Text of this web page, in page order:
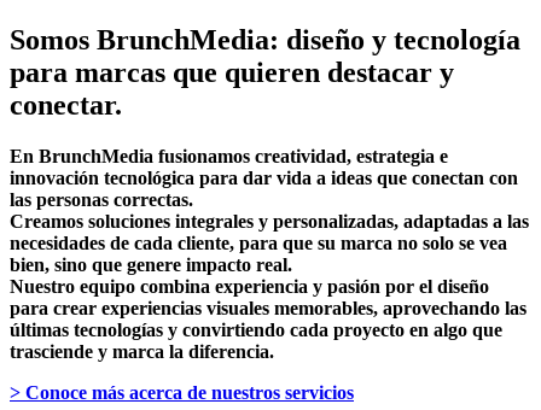
Somos BrunchMedia: diseño y tecnología
para marcas que quieren destacar y
conectar.
En BrunchMedia fusionamos creatividad, estrategia e
innovación tecnológica para dar vida a ideas que conectan con
las personas correctas.
Creamos soluciones integrales y personalizadas, adaptadas a las
necesidades de cada cliente, para que su marca no solo se vea
bien, sino que genere impacto real.
Nuestro equipo combina experiencia y pasión por el diseño
para crear experiencias visuales memorables, aprovechando las
últimas tecnologías y convirtiendo cada proyecto en algo que
trasciende y marca la diferencia.
> Conoce más acerca de nuestros servicios